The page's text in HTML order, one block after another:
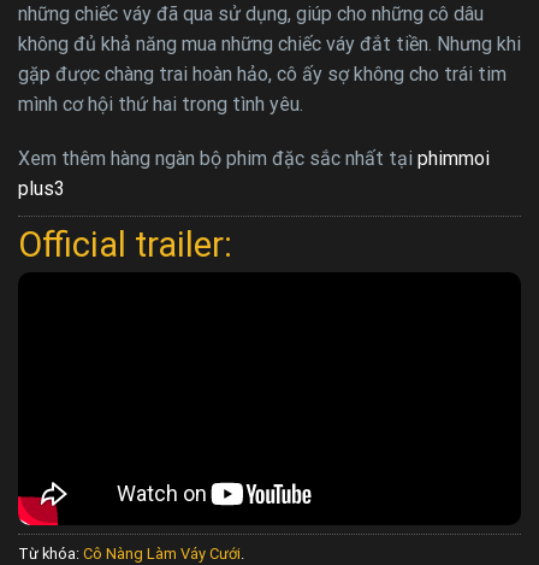
những chiếc váy đã qua sử dụng, giúp cho những cô dâu
không đủ khả năng mua những chiếc váy đắt tiền. Nhưng khi
gặp được chàng trai hoàn hảo, cô ấy sợ không cho trái tim
mình cơ hội thứ hai trong tình yêu.
Xem thêm hàng ngàn bộ phim đặc sắc nhất tại phimmoi
plus3
Official trailer:
Từ khóa: Cô Nàng Làm Váy Cưới.